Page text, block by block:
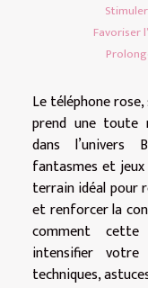
Favoriser
Le téléphone
prend une toute
dans l’univers
fantasmes et
terrain idéal pour
et renforcer la
comment
intensifier
techniques,